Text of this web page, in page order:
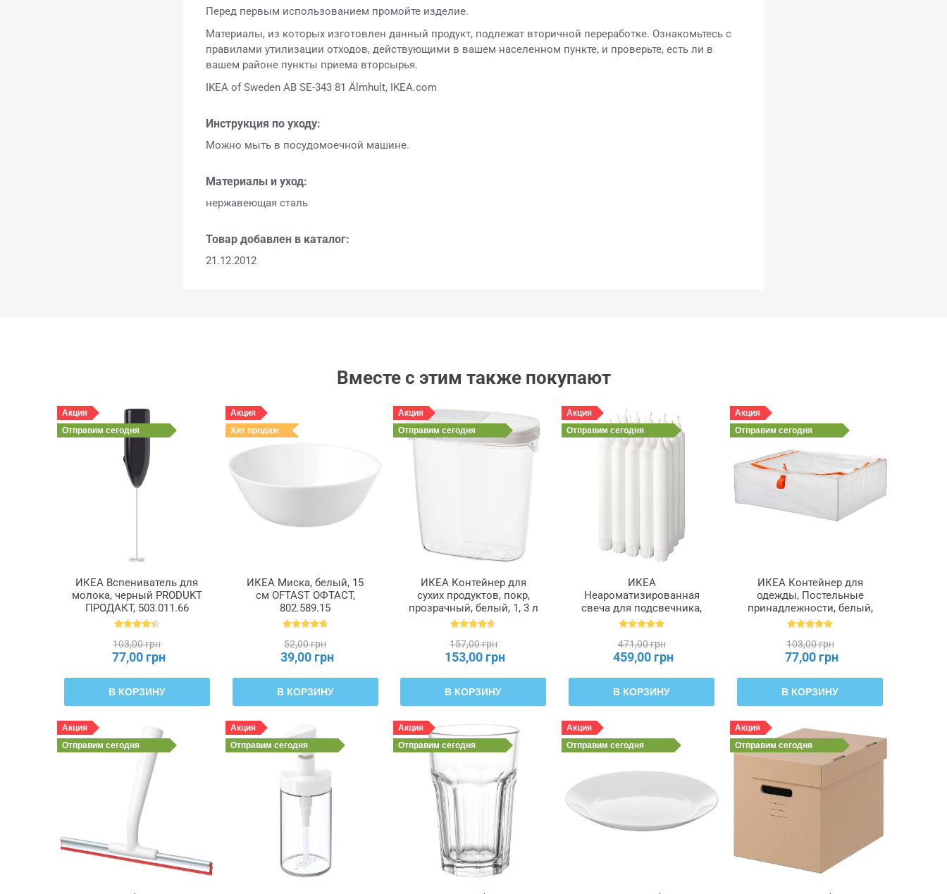
Перед первым использованием промойте изделие.
Материалы, из которых изготовлен данный продукт, подлежат вторичной переработке. Ознакомьтесь с
правилами утилизации отходов, действующими в вашем населенном пункте, и проверьте, есть ли в
вашем районе пункты приема вторсырья.
IKEA of Sweden AB SE-343 81 Älmhult, IKEA.com
Инструкция по уходу:
Можно мыть в посудомоечной машине.
Материалы и уход:
нержавеющая сталь
Товар добавлен в каталог:
21.12.2012
Вместе с этим также покупают
Акция
Отправим сегодня
ИКЕА Вспениватель для
молока, черный PRODUKT
ПРОДАКТ, 503.011.66
103,00 грн
77,00 грн
В КОРЗИНУ
Акция
Хит продаж
ИКЕА Миска, белый, 15
см OFTAST ОФТАСТ,
802.589.15
52,00 грн
39,00 грн
В КОРЗИНУ
Акция
Отправимсегодня
ИКЕА Контейнер для
сухих продуктов, покр,
прозрачный, белый, 1, 3 л
IKEA 365+, 800.667.23
157,00 грн
153,00 грн
В КОРЗИНУ
Акция
Отправимсегодня
ИКЕА
Неароматизированная
свеча для подсвечника,
белый, 19 см 6 часов
471,00 грн
459,00 грн
В КОРЗИНУ
Акция
Отправимсегодня
ИКЕА Контейнер для
одежды, Постельные
принадлежности, белый,
55 x 49 x 19 см PÄRKLA
103,00 грн
77,00 грн
В КОРЗИНУ
Акция
Отправим сегодня
Акция
Отправим сегодня
Акция
Отправимсегодня
Акция
Отправимсегодня
Акция
Отправимсегодня